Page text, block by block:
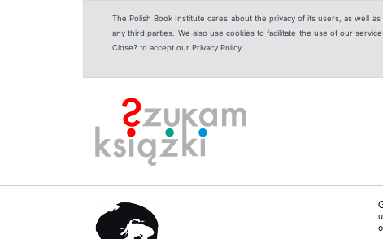
The Polish Book Institute cares about the privacy of its users, as well
any third parties. We also use cookies to facilitate the use of our
Close? to accept our Privacy Policy.